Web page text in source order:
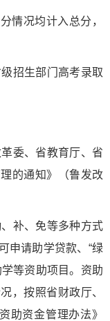
情况均计入总分，
招生部门高考录取
委、省教育厅、省
的通知》（鲁发改
补、免等多种方式
申请助学贷款、“绿
等资助项目。资助
，按照省财政厅、
助资金管理办法》